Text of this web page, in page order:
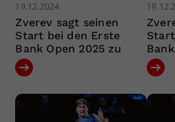
19.12.2024
Zverev sagt seinen
Start bei den Erste
Bank Open 2025 zu